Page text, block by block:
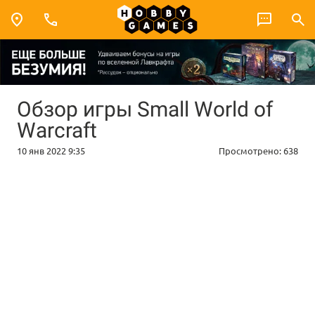
Обзор игры Small World of
Warcraft
10 янв 2022 9:35 Просмотрено:638